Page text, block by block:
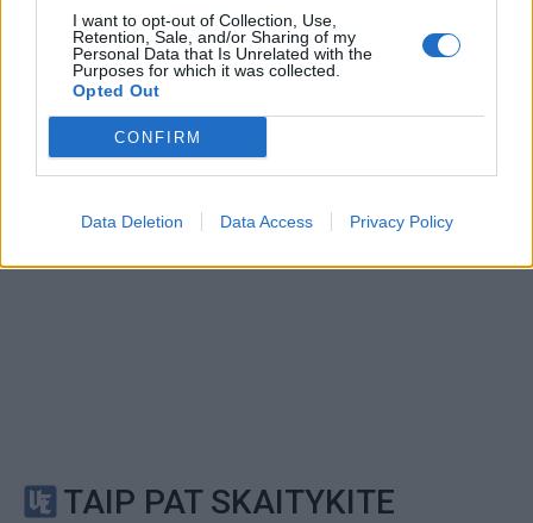
I want to opt-out of Collection, Use,
Retention, Sale, and/or Sharing of my
Personal Data that Is Unrelated with the
Purposes for which it was collected.
Opted Out
CONFIRM
Data Deletion Data Access Privacy Policy
reCAPTCHA and the Google
Privacy Policyand
Terms of
Serviceapply.
TAIP PAT SKAITYKITE